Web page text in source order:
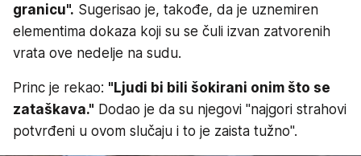
granicu". Sugerisao je, takođe, da je uznemiren
elementima dokaza koji su se čuli izvan zatvorenih
vrata ove nedelje na sudu.
Princ je rekao: "Ljudi bi bili šokirani onim što se
zataškava." Dodao je da su njegovi "najgori strahovi
potvrđeni u ovom slučaju i to je zaista tužno".